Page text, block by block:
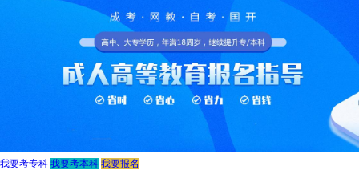
招生简章 报考指南
我要考专科 我要考本科 我要报名